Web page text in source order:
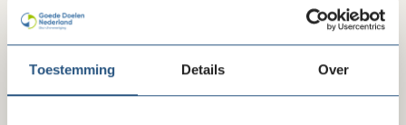
Toestemming Details Over